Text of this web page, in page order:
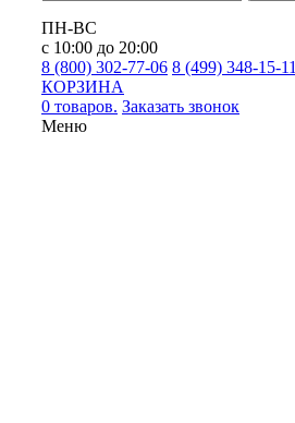
ПН-ВС
с 10:00 до 20:00
8 (800) 302-77-06 8 (499) 348-15-11
КОРЗИНА
0 товаров. Заказать звонок
Меню